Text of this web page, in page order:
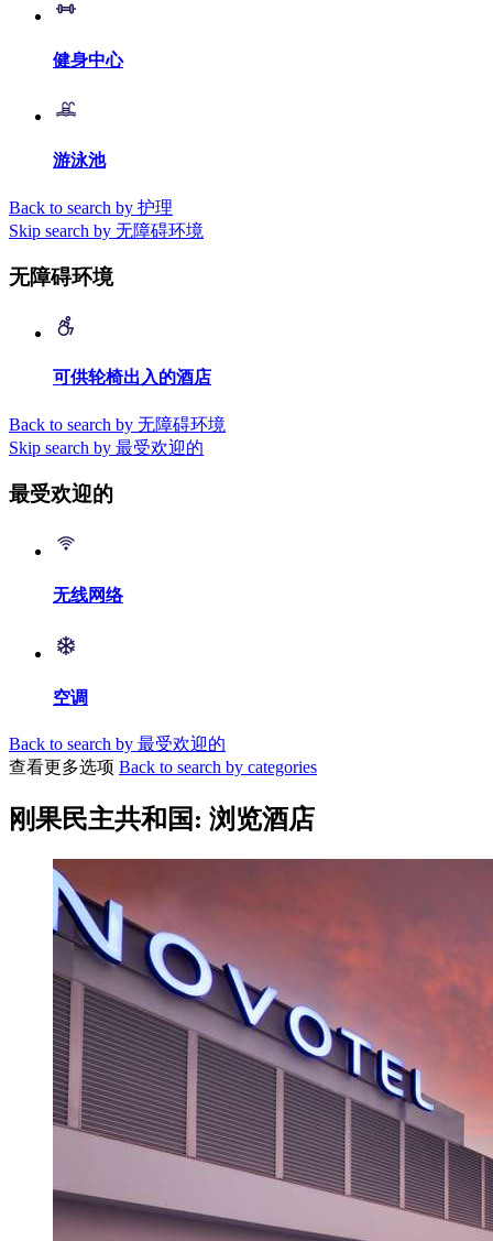
健身中心
游泳池
Back to search by 护理
Skip search by 无障碍环境
无障碍环境
可供轮椅出入的酒店
Back to search by 无障碍环境
Skip search by 最受欢迎的
最受欢迎的
无线网络
空调
Back to search by 最受欢迎的
查看更多选项 Back to search by categories
刚果民主共和国: 浏览酒店